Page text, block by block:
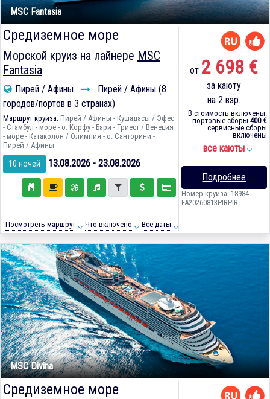
MSC Fantasia
Средиземное море
Морской круиз на лайнере MSC
Fantasia
Пирей / Афины
Пирей / Афины (8
городов/портов в 3 странах)
Маршрут круиза: Пирей / Афины - Кушадасы / Эфес
- Стамбул - море - о. Корфу - Бари - Триест / Венеция
- море - Катаколон / Олимпия - о. Санторини -
Пирей / Афины
10 ночей 13.08.2026 - 23.08.2026
Посмотреть маршрут Что включено Все даты
от 2 698 €
за каюту
на 2 взр.
В стоимость включены:
портовые сборы 400 €
сервисные сборы
включены
все каюты
Подробнее
Номер круиза: 18984-
FA20260813PIRPIR
MSC Divina
Средиземное море